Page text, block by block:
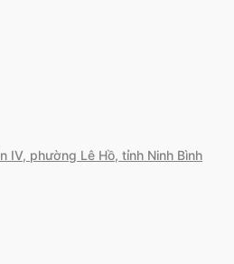
IV, phường Lê Hồ, tỉnh Ninh Bình